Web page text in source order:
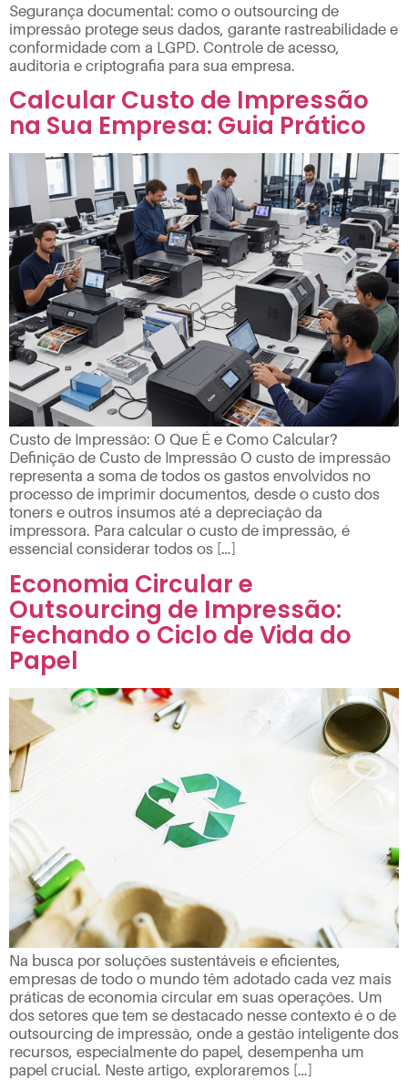
Segurança documental: como o outsourcing de
impressão protege seus dados, garante rastreabilidade e
conformidade com a LGPD. Controle de acesso,
auditoria e criptografia para sua empresa.
Calcular Custo de Impressão
na Sua Empresa: Guia Prático
Custo de Impressão: O Que É e Como Calcular?
Definição de Custo de Impressão O custo de impressão
representa a soma de todos os gastos envolvidos no
processo de imprimir documentos, desde o custo dos
toners e outros insumos até a depreciação da
impressora. Para calcular o custo de impressão, é
essencial considerar todos os […]
Economia Circular e
Outsourcing de Impressão:
Fechando o Ciclo de Vida do
Papel
Na busca por soluções sustentáveis e eficientes,
empresas de todo o mundo têm adotado cada vez mais
práticas de economia circular em suas operações. Um
dos setores que tem se destacado nesse contexto é o de
outsourcing de impressão, onde a gestão inteligente dos
recursos, especialmente do papel, desempenha um
papel crucial. Neste artigo, exploraremos […]